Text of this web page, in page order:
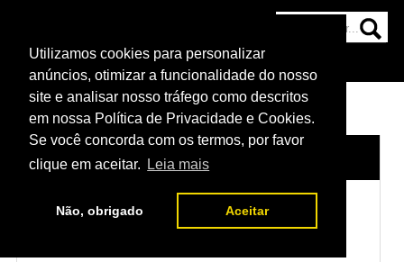
Utilizamos cookies para personalizar
anúncios, otimizar a funcionalidade do nosso
site e analisar nosso tráfego como descritos
em nossa Política de Privacidade e Cookies.
Se você concorda com os termos, por favor
clique em aceitar.
Leia mais
Não, obrigado Aceitar
NOTÍCIAS
HOME LUTADORES /
Dong Hyun Ma